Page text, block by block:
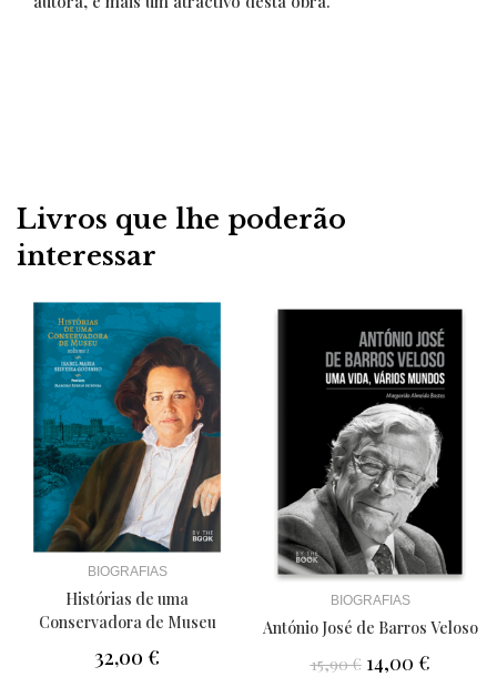
Livros que lhe poderão
interessar
BIOGRAFIAS
Histórias de uma
Conservadora de Museu
32,00 €
BIOGRAFIAS
António José de Barros Veloso
15,90€ 14,00 €